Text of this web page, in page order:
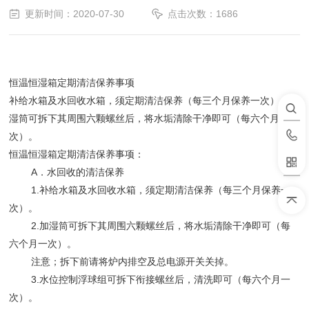
更新时间：2020-07-30 点击次数：1686
恒温恒湿箱定期清洁保养事项
补给水箱及水回收水箱，须定期清洁保养（每三个月保养一次）。加
湿筒可拆下其周围六颗螺丝后，将水垢清除干净即可（每六个月一
次）。
恒温恒湿箱定期清洁保养事项：
A．水回收的清洁保养
1.补给水箱及水回收水箱，须定期清洁保养（每三个月保养一
次）。
2.加湿筒可拆下其周围六颗螺丝后，将水垢清除干净即可（每
六个月一次）。
注意；拆下前请将炉内排空及总电源开关关掉。
3.水位控制浮球组可拆下衔接螺丝后，清洗即可（每六个月一
次）。